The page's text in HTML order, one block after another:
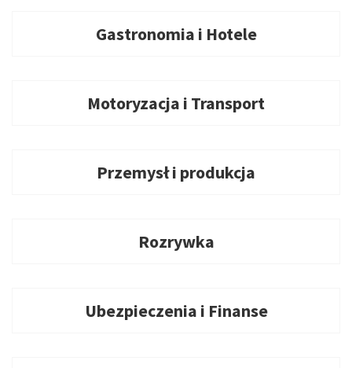
Gastronomia i Hotele
Motoryzacja i Transport
Przemysł i produkcja
Rozrywka
Ubezpieczenia i Finanse